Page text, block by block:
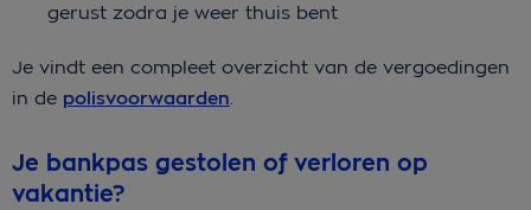
gerust zodra je weer thuis bent
Je vindt een compleet overzicht van de vergoedingen
in de polisvoorwaarden.
Je bankpas gestolen of verloren op
vakantie?